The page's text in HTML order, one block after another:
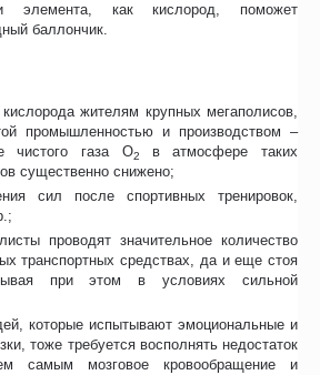
элемента, как кислород, поможет
баллончик.
жителям крупных мегаполисов,
промышленностью и производством –
чистого газа О2
в атмосфере таких
существенно снижено;
сил после спортивных тренировок,
проводят значительное количество
транспортных средствах, да и еще стоя
при этом в условиях сильной
которые испытывают эмоциональные и
тоже требуется восполнять недостаток
самым мозговое кровообращение и